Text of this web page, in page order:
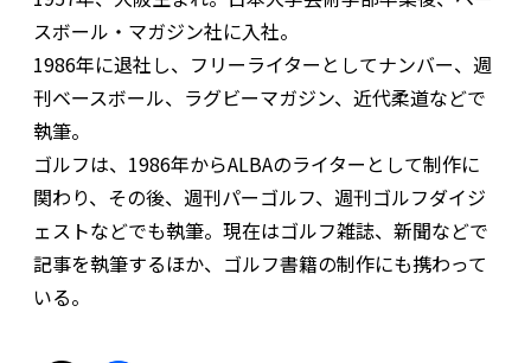
スボール・マガジン社に入社。
1986年に退社し、フリーライターとしてナンバー、週
刊ベースボール、ラグビーマガジン、近代柔道などで
執筆。
ゴルフは、1986年からALBAのライターとして制作に
関わり、その後、週刊パーゴルフ、週刊ゴルフダイジ
ェストなどでも執筆。現在はゴルフ雑誌、新聞などで
記事を執筆するほか、ゴルフ書籍の制作にも携わって
いる。